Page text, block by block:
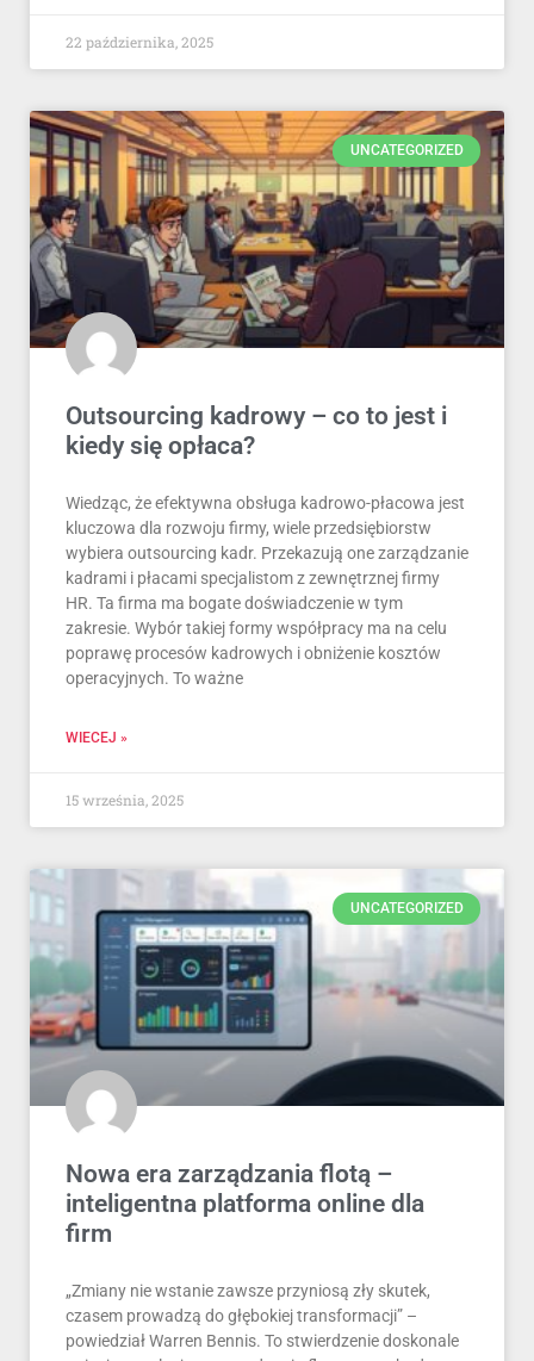
22 października, 2025
UNCATEGORIZED
Outsourcing kadrowy – co to jest i
kiedy się opłaca?
Wiedząc, że efektywna obsługa kadrowo-płacowa jest
kluczowa dla rozwoju firmy, wiele przedsiębiorstw
wybiera outsourcing kadr. Przekazują one zarządzanie
kadrami i płacami specjalistom z zewnętrznej firmy
HR. Ta firma ma bogate doświadczenie w tym
zakresie. Wybór takiej formy współpracy ma na celu
poprawę procesów kadrowych i obniżenie kosztów
operacyjnych. To ważne
WIECEJ »
15 września, 2025
UNCATEGORIZED
Nowa era zarządzania flotą –
inteligentna platforma online dla
firm
„Zmiany nie wstanie zawsze przyniosą zły skutek,
czasem prowadzą do głębokiej transformacji” –
powiedział Warren Bennis. To stwierdzenie doskonale